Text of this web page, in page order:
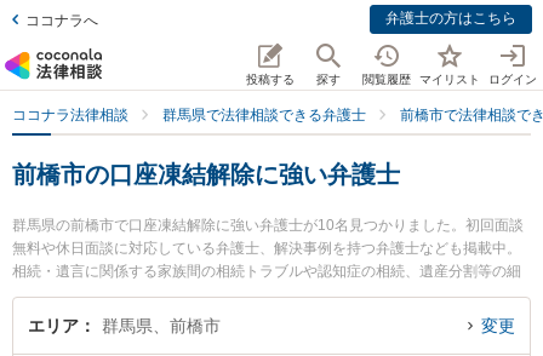
ココナラへ 弁護士の方はこちら
投稿する 探す 閲覧履歴 マイリスト ログイン
ココナラ法律相談 群馬県で法律相談できる弁護士 前橋市で法律相談で
前橋市の口座凍結解除に強い弁護士
群馬県の前橋市で口座凍結解除に強い弁護士が10名見つかりました。初回面談
無料や休日面談に対応している弁護士、解決事例を持つ弁護士なども掲載中。
相続・遺言に関係する家族間の相続トラブルや認知症の相続、遺産分割等の細
かな分野での絞り込み検索もでき便利です。特にはばたき法律事務所の羽鳥 正
靖弁護士や山田穂積法律事務所の山田 穂積弁護士、梅山綜合法律事務所の梅山
エリア 群馬県、前橋市 変更